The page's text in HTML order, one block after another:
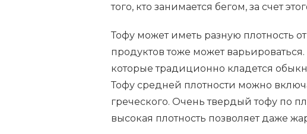
того, кто занимается бегом, за счет
Тофу может иметь разную плотность
продуктов тоже может
которые традиционно кладется
Тофу средней плотности можно
греческого. Очень твердый тофу по
высокая плотность позволяет даже